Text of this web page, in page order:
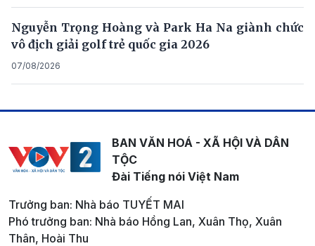
Nguyễn Trọng Hoàng và Park Ha Na giành chức
vô địch giải golf trẻ quốc gia 2026
07/08/2026
BAN VĂN HOÁ - XÃ HỘI VÀ DÂN
TỘC
Đài Tiếng nói Việt Nam
Trưởng ban: Nhà báo TUYẾT MAI
Phó trưởng ban: Nhà báo Hồng Lan, Xuân Thọ, Xuân
Thân, Hoài Thu